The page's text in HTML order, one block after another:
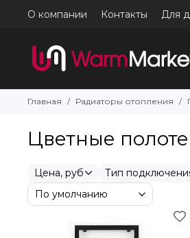
О компании Контакты Для
Главная Радиаторы отопления
Цветные
Цена, руб Тип